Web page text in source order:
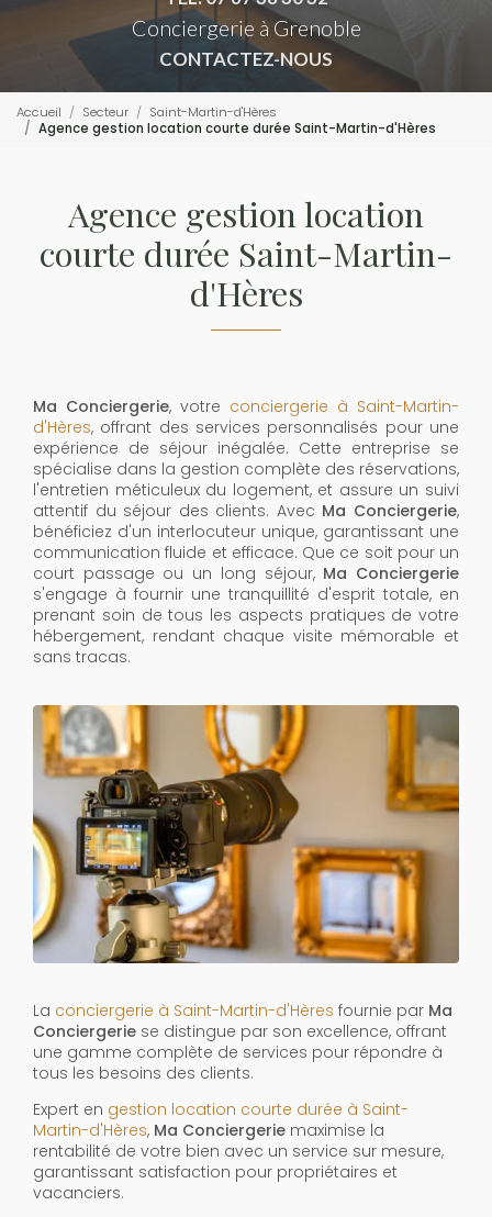
Conciergerie à Grenoble
CONTACTEZ-NOUS
Accueil Secteur
Saint-Martin-d'Hères
Agence gestion location courte durée Saint-Martin-d'Hères
Agence gestion location
courte durée Saint-Martin-
d'Hères
Ma Conciergerie, votre conciergerie à Saint-Martin-
d'Hères, offrant des services personnalisés pour une
expérience de séjour inégalée. Cette entreprise se
spécialise dans la gestion complète des réservations,
l'entretien méticuleux du logement, et assure un suivi
attentif du séjour des clients. Avec Ma Conciergerie,
bénéficiez d'un interlocuteur unique, garantissant une
communication fluide et efficace. Que ce soit pour un
court passage ou un long séjour, Ma Conciergerie
s'engage à fournir une tranquillité d'esprit totale, en
prenant soin de tous les aspects pratiques de votre
hébergement, rendant chaque visite mémorable et
sans tracas.
La conciergerie à Saint-Martin-d'Hères fournie par Ma
Conciergerie se distingue par son excellence, offrant
une gamme complète de services pour répondre à
tous les besoins des clients.
Expert en gestion location courte durée à Saint-
Martin-d'Hères, Ma Conciergerie maximise la
rentabilité de votre bien avec un service sur mesure,
garantissant satisfaction pour propriétaires et
vacanciers.